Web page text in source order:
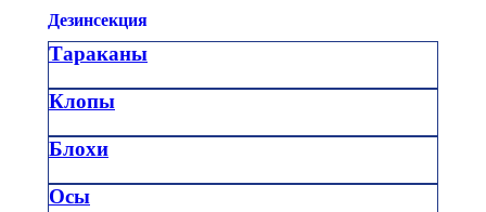
Дезинсекция
Тараканы
Клопы
Блохи
Осы